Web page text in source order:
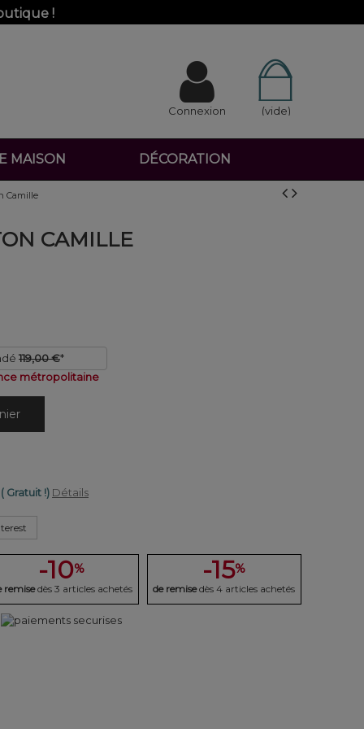
!
(vide)
Connexion
MAISON DÉCORATION
Camille
CAMILLE
119,00 €*
métropolitaine
( Gratuit !) Détails
-10%
remise dès 3 articles achetés
-15%
de remise dès 4 articles achetés